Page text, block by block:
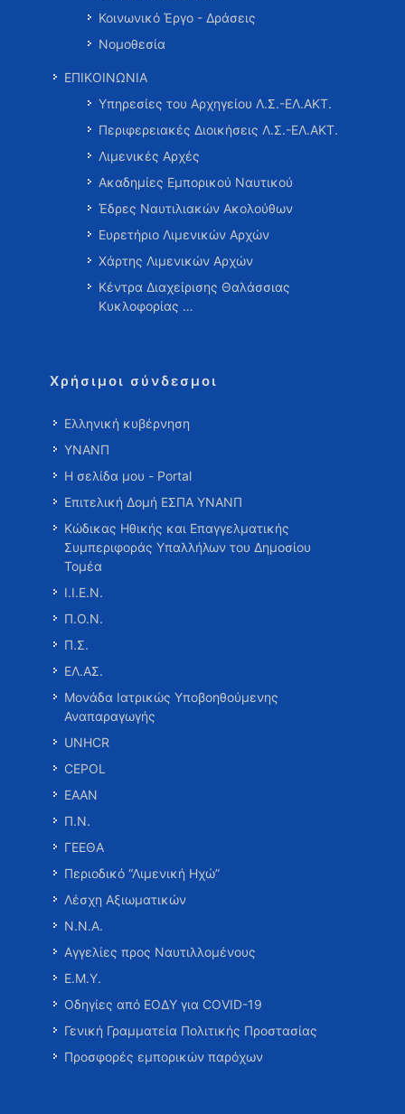
Κοινωνικό Έργο - Δράσεις
Νομοθεσία
ΕΠΙΚΟΙΝΩΝΙΑ
Υπηρεσίες του Αρχηγείου Λ.Σ.-ΕΛ.ΑΚΤ.
Περιφερειακές Διοικήσεις Λ.Σ.-ΕΛ.ΑΚΤ.
Λιμενικές Αρχές
Ακαδημίες Εμπορικού Ναυτικού
Έδρες Ναυτιλιακών Ακολούθων
Ευρετήριο Λιμενικών Αρχών
Χάρτης Λιμενικών Αρχών
Κέντρα Διαχείρισης Θαλάσσιας
Κυκλοφορίας …
Χρήσιμοι σύνδεσμοι
Ελληνική κυβέρνηση
ΥΝΑΝΠ
Η σελίδα μου - Portal
Επιτελική Δομή ΕΣΠΑ ΥΝΑΝΠ
Κώδικας Ηθικής και Επαγγελματικής
Συμπεριφοράς Υπαλλήλων του Δημοσίου
Τομέα
Ι.Ι.Ε.Ν.
Π.Ο.Ν.
Π.Σ.
ΕΛ.ΑΣ.
Μονάδα Ιατρικώς Υποβοηθούμενης
Αναπαραγωγής
UNHCR
CEPOL
ΕΑΑΝ
Π.Ν.
ΓΕΕΘΑ
Περιοδικό “Λιμενική Ηχώ”
Λέσχη Αξιωματικών
Ν.Ν.Α.
Αγγελίες προς Ναυτιλλομένους
Ε.Μ.Υ.
Οδηγίες από ΕΟΔΥ για COVID-19
Γενική Γραμματεία Πολιτικής Προστασίας
Προσφορές εμπορικών παρόχων